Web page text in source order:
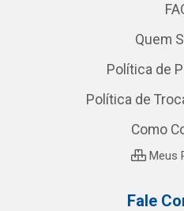
Quem
Política de
Política de
Como
Meus
Fale